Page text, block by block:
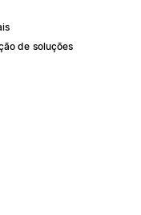
de soluções